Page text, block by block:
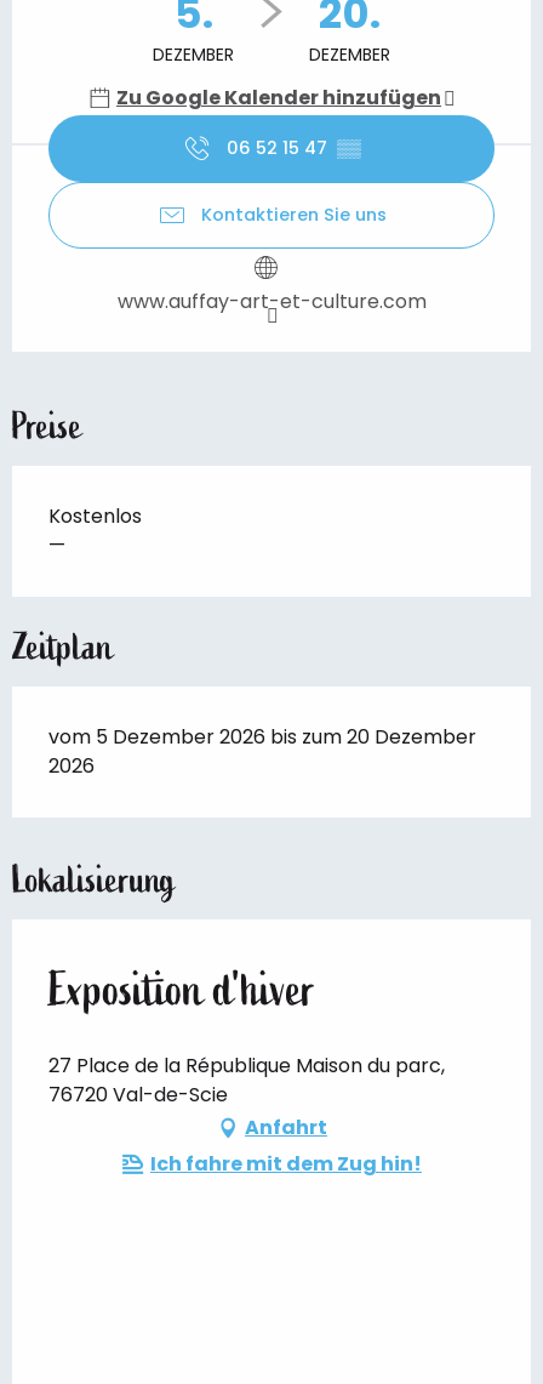
5.
DEZEMBER
20.
DEZEMBER
Zu Google Kalender hinzufügen
06 52 15 47 ▒▒
Kontaktieren Sie uns
www.auffay-art-et-culture.com
Preise
Kostenlos
—
Zeitplan
vom 5 Dezember 2026 bis zum 20 Dezember
2026
Lokalisierung
Exposition d'hiver
27 Place de la République Maison du parc,
76720 Val-de-Scie
Anfahrt
Ich fahre mit dem Zug hin!